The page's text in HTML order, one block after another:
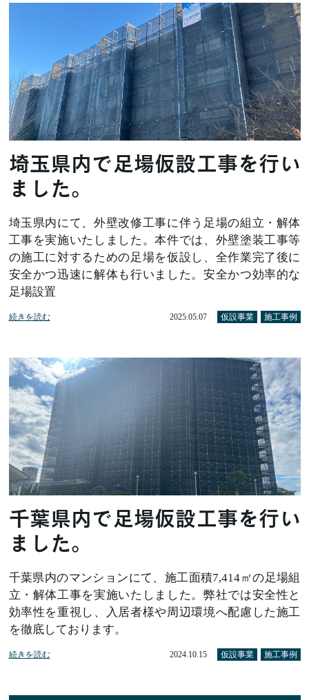
埼玉県内で足場仮設工事を行い
ました。
埼玉県内にて、外壁改修工事に伴う足場の組立・解体
工事を実施いたしました。本件では、外壁塗装工事等
の施工に対するための足場を仮設し、全作業完了後に
安全かつ迅速に解体も行いました。安全かつ効率的な
足場設置
続きを読む 2025.05.07 仮設事業 施工事例
千葉県内で足場仮設工事を行い
ました。
千葉県内のマンションにて、施工面積7,414㎡の足場組
立・解体工事を実施いたしました。弊社では安全性と
効率性を重視し、入居者様や周辺環境へ配慮した施工
を徹底しております。
続きを読む 2024.10.15 仮設事業 施工事例